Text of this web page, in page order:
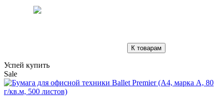
К товарам
Успей купить
Sale